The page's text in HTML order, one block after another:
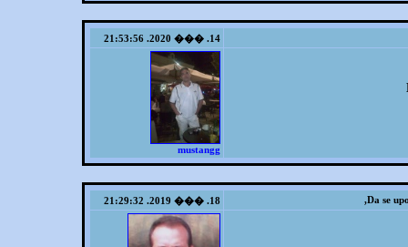
14. ��� 2020. 21:53:56
mustangg
Da se
18. ��� 2019. 21:29:32